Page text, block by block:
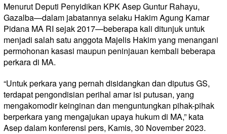
Menurut Deputi Penyidikan KPK Asep Guntur Rahayu,
Gazalba—dalam jabatannya selaku Hakim Agung Kamar
Pidana MA RI sejak 2017—beberapa kali ditunjuk untuk
menjadi salah satu anggota Majelis Hakim yang menangani
permohonan kasasi maupun peninjauan kembali beberapa
perkara di MA.
“Untuk perkara yang pernah disidangkan dan diputus GS,
terdapat pengondisian perihal amar isi putusan, yang
mengakomodir keinginan dan menguntungkan pihak-pihak
berperkara yang mengajukan upaya hukum di MA,” kata
Asep dalam konferensi pers, Kamis, 30 November 2023.